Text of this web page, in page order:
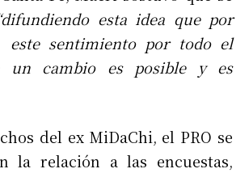
esta idea que por
este sentimiento por todo el
un cambio es posible y es
del ex MiDaChi, el PRO se
la relación a las encuestas,